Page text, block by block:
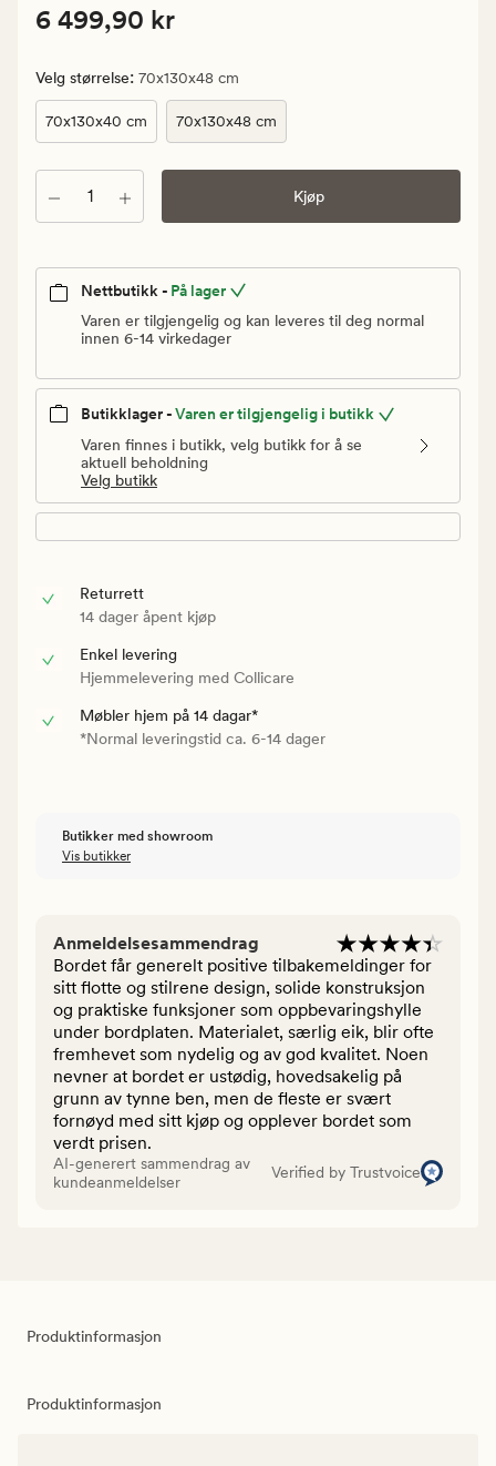
Pris
Vanlig
pris
6
499,90
kr
Pris 6 499,90 kr
6 499,90 kr
Velg størrelse: 70x130x48 cm
70x130x40 cm 70x130x48 cm
Antall Kjøp
Nettbutikk - På lager
Varen er tilgjengelig og kan leveres til deg normal
innen 6-14 virkedager
Butikklager -Varen er tilgjengelig i butikk
Varen finnes i butikk, velg butikk for å se
aktuell beholdning
Velg butikk
Returrett
14 dager åpent kjøp
Enkel levering
Hjemmelevering med Collicare
Møbler hjem på 14 dagar*
*Normal leveringstid ca. 6-14 dager
Butikker med showroom
Vis butikker
Anmeldelsesammendrag
Bordet får generelt positive tilbakemeldinger for
sitt flotte og stilrene design, solide konstruksjon
og praktiske funksjoner som oppbevaringshylle
under bordplaten. Materialet, særlig eik, blir ofte
fremhevet som nydelig og av god kvalitet. Noen
nevner at bordet er ustødig, hovedsakelig på
grunn av tynne ben, men de fleste er svært
fornøyd med sitt kjøp og opplever bordet som
verdt prisen.
AI-generert sammendrag av
kundeanmeldelser
Verified by Trustvoice
Produktinformasjon
Produktinformasjon